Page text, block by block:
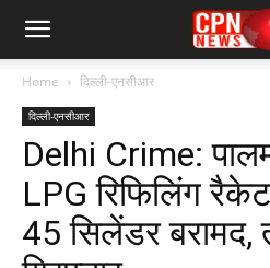
Home दिल्ली-एनसीआर
दिल्ली-एनसीआर
Delhi Crime:
LPG रिफिलिंग
45 सिलेंडर बरामद,